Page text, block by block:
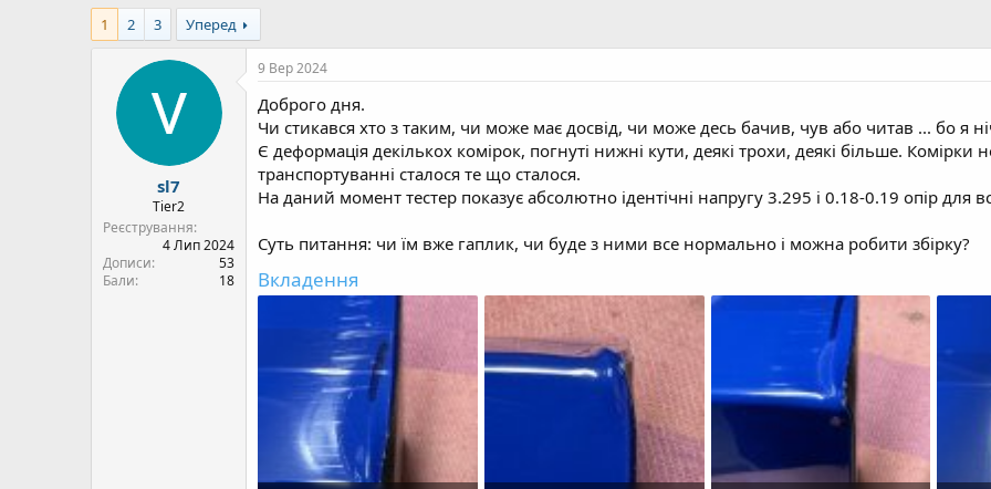
т
о
т
а
п
ч
к
у
и
1 2 3 Уперед
sl7
Tier2
Реєстрування
4 Лип 2024
Дописи
53
Бали
18
9 Вер 2024
Доброго дня.
Чи стикався хто з таким, чи може має досвід, чи може десь бачив, чув або читав ... бо я
Є деформація декількох комірок, погнуті нижні кути, деякі трохи, деякі більше. Комірки
транспортуванні сталося те що сталося.
На даний момент тестер показує абсолютно ідентічні напругу 3.295 і 0.18-0.19 опір для
Суть питання: чи їм вже гаплик, чи буде з ними все нормально і можна робити збірку?
Вкладення